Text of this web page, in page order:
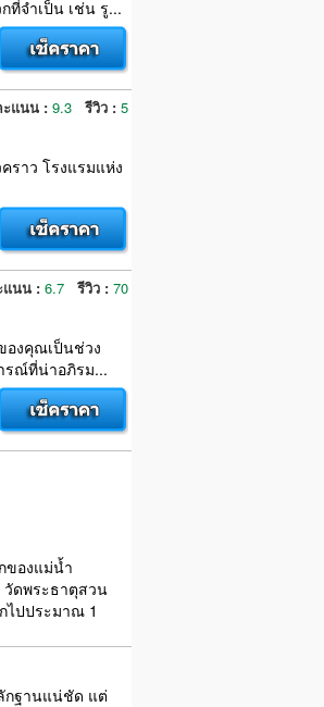
ที่จำเป็น เช่น รู...
ะแนน : 9.3 รีวิว : 5
ราว โรงแรมแห่ง
แนน : 6.7 รีวิว : 70
องคุณเป็นช่วง
รณ์ที่น่าอภิรม...
ของแม่น้ำ
วัดพระธาตุสวน
ไปประมาณ 1
กฐานแน่ชัด แต่